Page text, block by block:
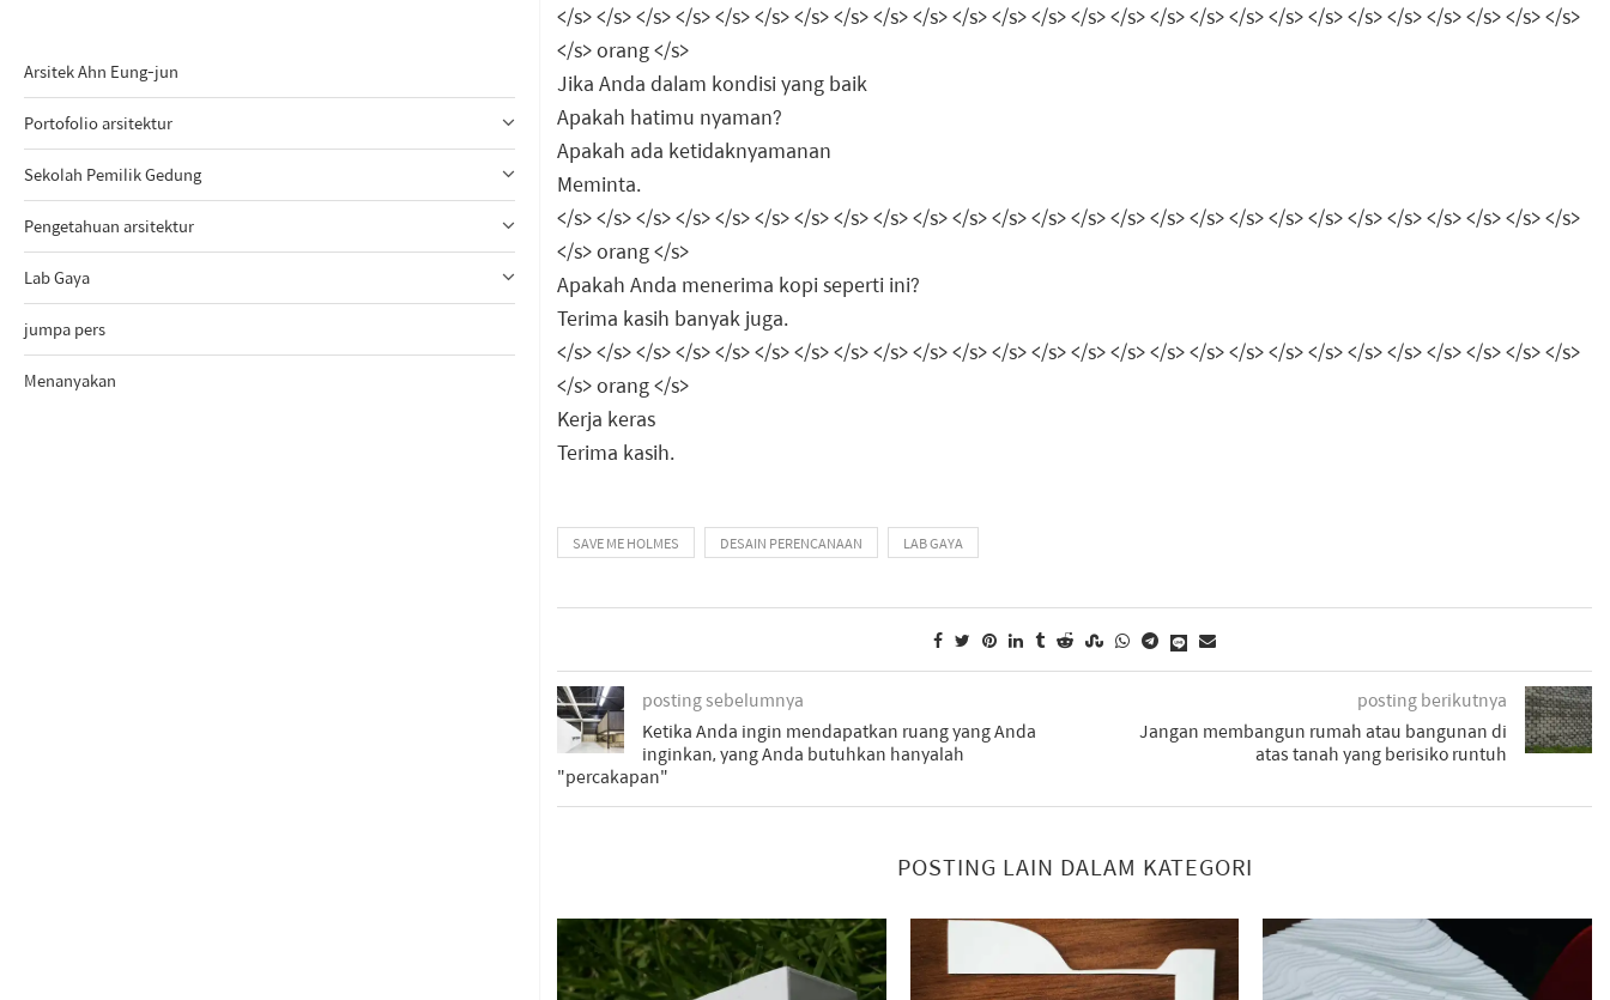
Arsitek Ahn Eung-jun
Portofolio arsitektur
Sekolah Pemilik Gedung
Pengetahuan arsitektur
Lab Gaya
jumpa pers
Menanyakan
</s> </s> </s> </s> </s> </s> </s> </s> </s> </s> </s> </s> </s> </s> </s> </s> </s> </s> </s> </s> </s> </s> </s> </s> </s> </s>
</s> orang </s>
Jika Anda dalam kondisi yang baik
Apakah hatimu nyaman?
Apakah ada ketidaknyamanan
Meminta.
</s> </s> </s> </s> </s> </s> </s> </s> </s> </s> </s> </s> </s> </s> </s> </s> </s> </s> </s> </s> </s> </s> </s> </s> </s> </s>
</s> orang </s>
Apakah Anda menerima kopi seperti ini?
Terima kasih banyak juga.
</s> </s> </s> </s> </s> </s> </s> </s> </s> </s> </s> </s> </s> </s> </s> </s> </s> </s> </s> </s> </s> </s> </s> </s> </s> </s>
</s> orang </s>
Kerja keras
Terima kasih.
SAVE ME HOLMES DESAIN PERENCANAAN LAB GAYA
posting sebelumnya
Ketika Anda ingin mendapatkan ruang yang Anda
inginkan, yang Anda butuhkan hanyalah
"percakapan"
posting berikutnya
Jangan membangun rumah atau bangunan di
atas tanah yang berisiko runtuh
POSTING LAIN DALAM KATEGORI